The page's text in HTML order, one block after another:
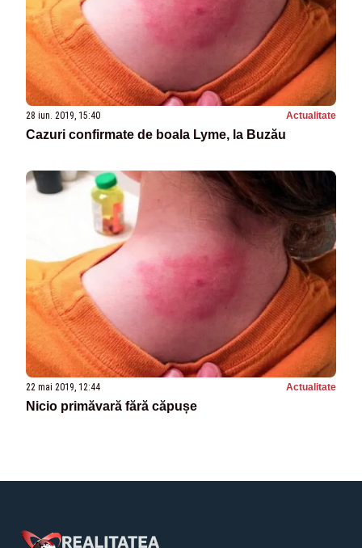
28 iun. 2019, 15:40 Actualitate
Cazuri confirmate de boala Lyme, la Buzău
22 mai 2019, 12:44 Actualitate
Nicio primăvară fără căpușe